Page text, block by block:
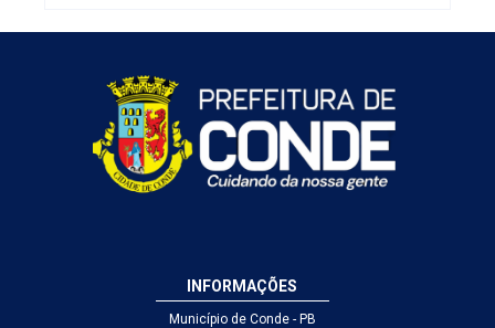
INFORMAÇÕES
Município de Conde - PB